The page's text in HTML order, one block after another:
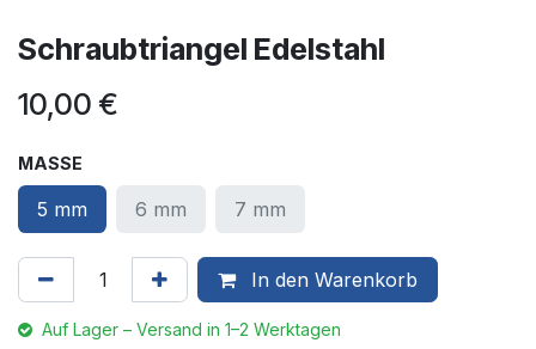
Schraubtriangel Edelstahl
10,00 €
MASSE
5 mm 6 mm 7 mm
In den Warenkorb
Auf Lager – Versand in 1–2 Werktagen